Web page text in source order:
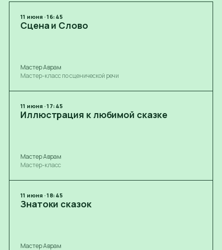
11 июня ·16:45
Сцена и Слово
Мастер Аврам
Мастер-класс по сценической речи
11 июня ·17:45
Иллюстрация к любимой сказке
Мастер Аврам
Мастер-класс
11 июня ·18:45
Знатоки сказок
Мастер Аврам